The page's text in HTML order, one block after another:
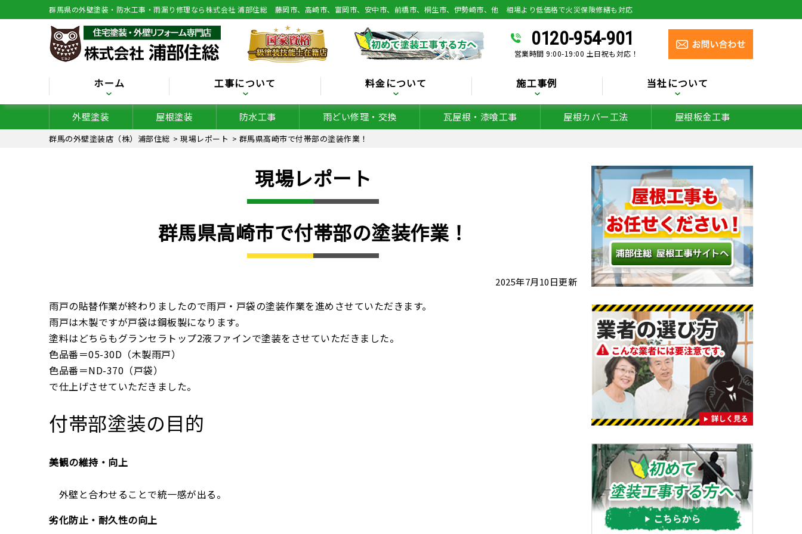
群馬県の外壁塗装・防水工事・雨漏り修理なら株式会社 浦部住総 藤岡市、高崎市、富岡市、安中市、前橋市、桐生市、伊勢崎市、他 相場より低価格で火災保険修繕も対応
0120-954-901
営業時間 9:00-19:00 土日祝も対応！
ホーム 工事について 料金について 施工事例 当社について
外壁塗装 屋根塗装 防水工事 雨どい修理・交換 瓦屋根・漆喰工事 屋根カバー工法 屋根板金工事
群馬の外壁塗装店（株）浦部住総 > 現場レポート > 群馬県高崎市で付帯部の塗装作業！
現場レポート
群馬県高崎市で付帯部の塗装作業！
2025年7月10日更新
雨戸の貼替作業が終わりましたので雨戸・戸袋の塗装作業を進めさせていただきます。
雨戸は木製ですが戸袋は鋼板製になります。
塗料はどちらもグランセラトップ2液ファインで塗装をさせていただきました。
色品番＝05-30D（木製雨戸）
色品番＝ND-370（戸袋）
で仕上げさせていただきました。
付帯部塗装の目的
美観の維持・向上
外壁と合わせることで統一感が出る。
劣化防止・耐久性の向上